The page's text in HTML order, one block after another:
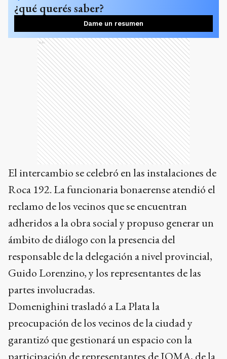
¿qué querés saber?
Dame un resumen
Ads
El intercambio se celebró en las instalaciones de
Roca 192. La funcionaria bonaerense atendió el
reclamo de los vecinos que se encuentran
adheridos a la obra social y propuso generar un
ámbito de diálogo con la presencia del
responsable de la delegación a nivel provincial,
Guido Lorenzino, y los representantes de las
partes involucradas.
Domenighini trasladó a La Plata la
preocupación de los vecinos de la ciudad y
garantizó que gestionará un espacio con la